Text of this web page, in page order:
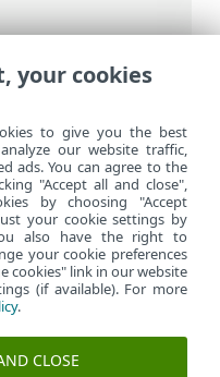
>ESET
vprašanja
strežnika
your cookies
to give you the best
our website traffic,
ads. You can agree to the
"Accept all and close",
by choosing "Accept
your cookie settings by
also have the right to
your cookie preferences
cookies" link in our website
(if available). For more
.
CLOSE